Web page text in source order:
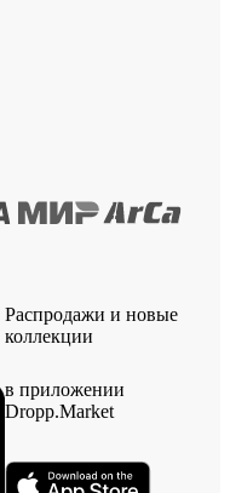
Распродажи и новые
коллекции
в приложении
Dropp.Market